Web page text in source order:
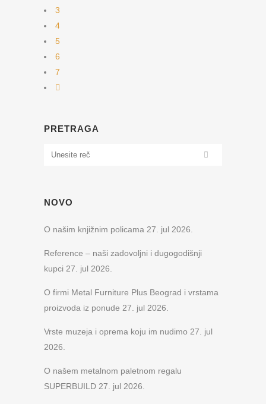
3
4
5
6
7
PRETRAGA
NOVO
O našim knjižnim policama 27. jul 2026.
Reference – naši zadovoljni i dugogodišnji
kupci 27. jul 2026.
O firmi Metal Furniture Plus Beograd i vrstama
proizvoda iz ponude 27. jul 2026.
Vrste muzeja i oprema koju im nudimo 27. jul
2026.
O našem metalnom paletnom regalu
SUPERBUILD 27. jul 2026.